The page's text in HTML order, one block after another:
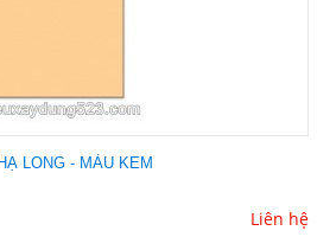
LONG - MÀU KEM
Liên hệ